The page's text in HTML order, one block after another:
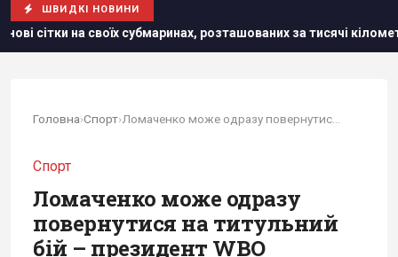
ШВИДКІ НОВИНИ
розташованих за тисячі кілометрів від України
Головна›Спорт›
Спорт
Ломаченко може одразу
повернутися на титульний
бій – президент WBO